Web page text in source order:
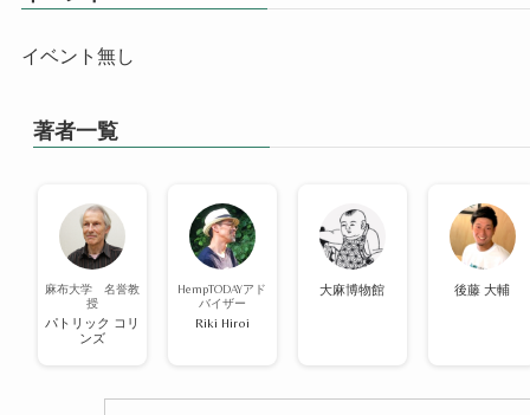
イベント無し
著者一覧
麻布大学 名誉教
授
パトリック コリ
ンズ
HempTODAYアド
バイザー
Riki Hiroi
大麻博物館 後藤 大輔